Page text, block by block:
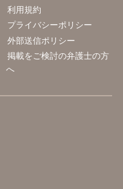
利用規約
プライバシーポリシー
外部送信ポリシー
掲載をご検討の弁護士の方
へ